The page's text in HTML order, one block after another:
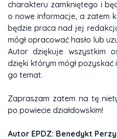
charakteru zamkniętego i
o nowe informacje, a zatem
będzie praca nad jej
mógł opracować hasło lub
Autor dziękuje wszystkim
dzięki którym mógł
go temat.
Zapraszam zatem na tę
po powiecie działdowskim!
Autor EPDZ: Benedykt